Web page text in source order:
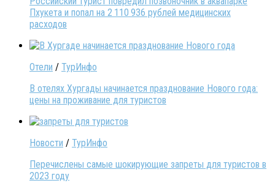
Пхукета и попал на 2 110 936 рублей медицинских
расходов
Отели / ТурИнфо
В отелях Хургады начинается празднование Нового года:
цены на проживание для туристов
Новости / ТурИнфо
Перечислены самые шокирующие запреты для туристов в
2023 году